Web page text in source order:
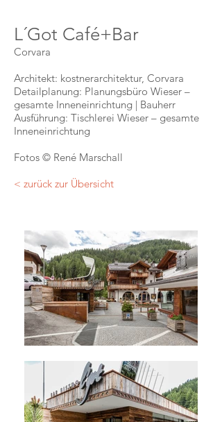
L´Got Café+Bar
Corvara
Architekt: kostnerarchitektur, Corvara
Detailplanung: Planungsbüro Wieser –
gesamte Inneneinrichtung | Bauherr
Ausführung: Tischlerei Wieser – gesamte
Inneneinrichtung
Fotos © René Marschall
< zurück zur Übersicht